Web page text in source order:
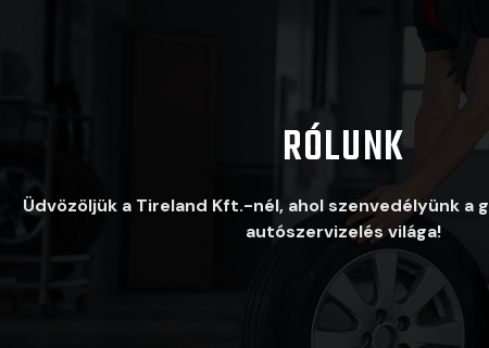
RÓLUNK
Üdvözöljük a Tireland Kft.-nél, ahol szenvedélyünk a
autószervizelés világa!